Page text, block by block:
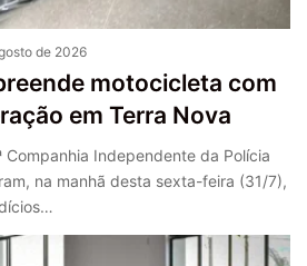
de 2026
motocicleta com
em Terra Nova
Companhia Independente da Polícia
na manhã desta sexta-feira (31/7),